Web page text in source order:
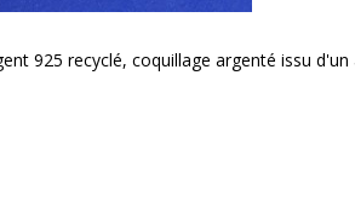
925 recyclé, coquillage argenté issu